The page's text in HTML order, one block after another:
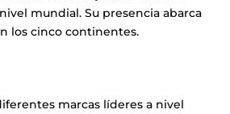
mundial. Su presencia abarca
los cinco continentes.
marcas líderes a nivel